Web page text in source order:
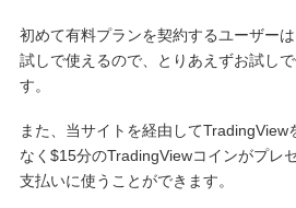
初めて有料プランを契約するユーザー
試しで使えるので、とりあえずお試し
す。
また、当サイトを経由して
なく$15分のTradingViewコインがプレ
支払いに使うことができます。